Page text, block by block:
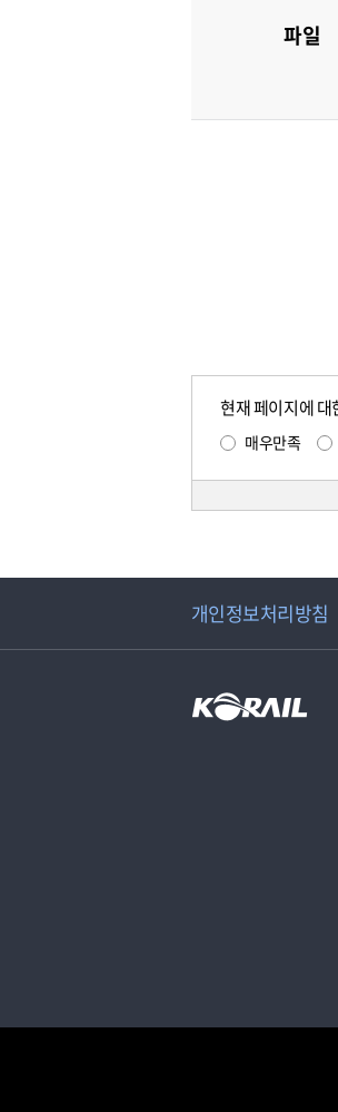
파일
현재 페이지에
매우만족
개인정보처리방침